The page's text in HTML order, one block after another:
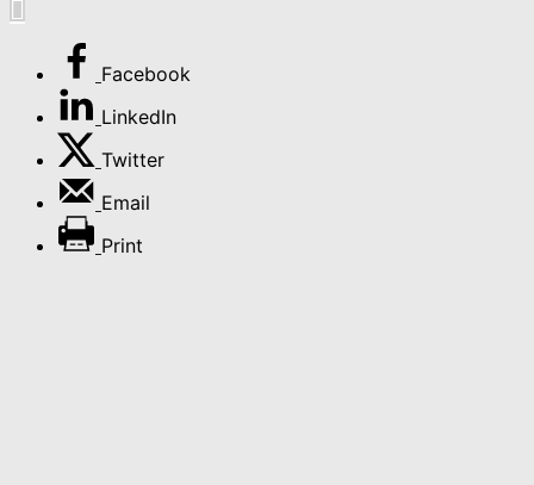
Facebook
LinkedIn
Twitter
Email
Print